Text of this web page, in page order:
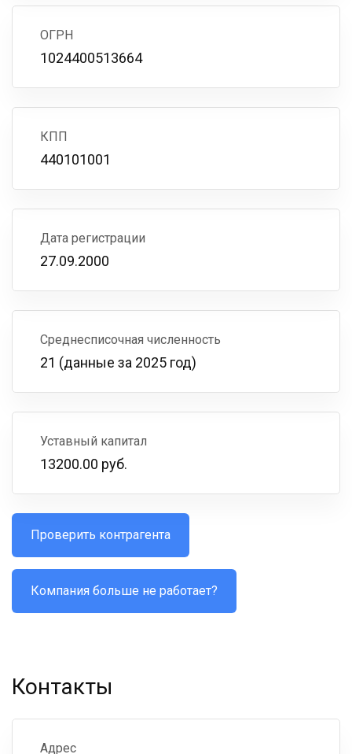
ОГРН
1024400513664
КПП
440101001
Дата регистрации
27.09.2000
Среднесписочная численность
21 (данные за 2025 год)
Уставный капитал
13200.00 руб.
Проверить контрагента
Компания больше не работает?
Контакты
Адрес